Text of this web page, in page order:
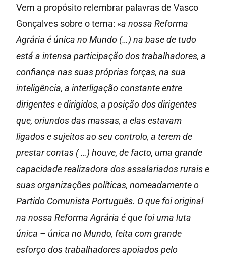
Vem a propósito relembrar palavras de Vasco
Gonçalves sobre o tema: «a nossa Reforma
Agrária é única no Mundo (…) na base de tudo
está a intensa participação dos trabalhadores, a
confiança nas suas próprias forças, na sua
inteligência, a interligação constante entre
dirigentes e dirigidos, a posição dos dirigentes
que, oriundos das massas, a elas estavam
ligados e sujeitos ao seu controlo, a terem de
prestar contas ( …) houve, de facto, uma grande
capacidade realizadora dos assalariados rurais e
suas organizações políticas, nomeadamente o
Partido Comunista Português. O que foi original
na nossa Reforma Agrária é que foi uma luta
única – única no Mundo, feita com grande
esforço dos trabalhadores apoiados pelo